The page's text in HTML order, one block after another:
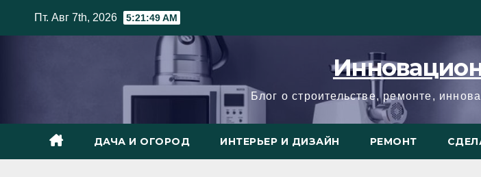
Пт. Авг 7th, 2026 5:21:50 AM
Блог о строительстве, ремонте,
ДАЧА И ОГОРОД ИНТЕРЬЕР И ДИЗАЙН РЕМОНТ